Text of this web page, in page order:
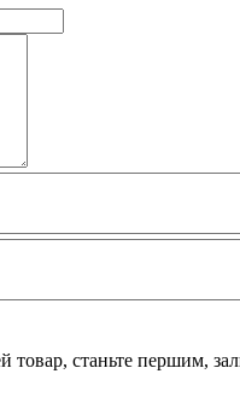
товар, станьте першим,